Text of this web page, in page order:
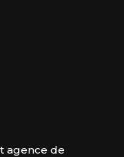
agence de